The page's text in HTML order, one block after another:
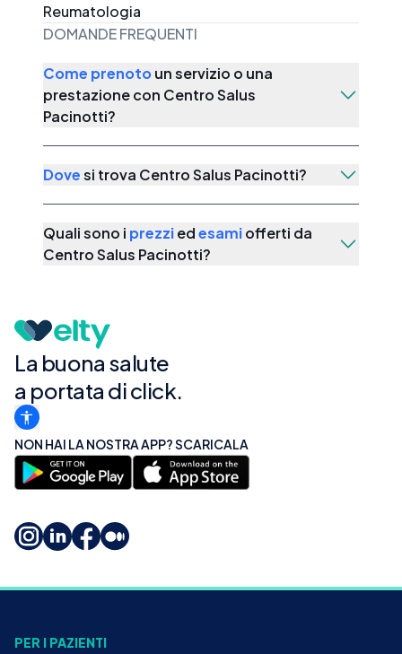
Reumatologia
DOMANDE FREQUENTI
Come prenotoun servizio o una
prestazione con Centro Salus
Pacinotti?
Dovesi trova Centro Salus Pacinotti?
Quali sono i prezziedesamiofferti da
Centro Salus Pacinotti?
La buona salute
a portata di click.
NON HAI LA NOSTRA APP? SCARICALA
PER I PAZIENTI